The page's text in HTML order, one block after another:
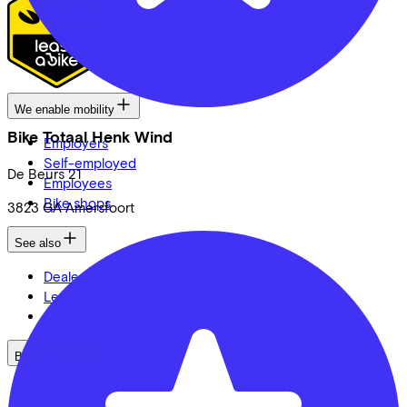
Bike Totaal Henk Wind
De Beurs 21
3823 GA Amersfoort
We enable mobility
Employers
Self-employed
Employees
Bike shops
See also
Dealer locator
Lease a bike? Calculate your costs
Login
Bike brands